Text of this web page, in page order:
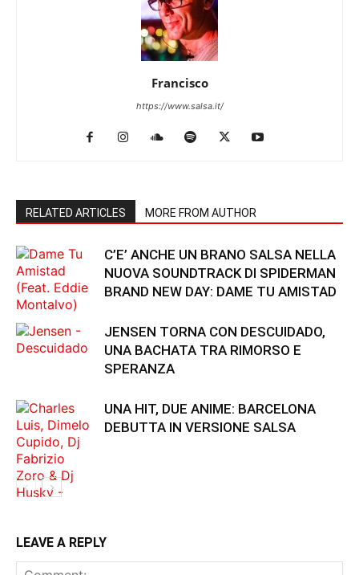
Francisco
https://www.salsa.it/
RELATED ARTICLES MORE FROM AUTHOR
C’E’ ANCHE UN BRANO SALSA NELLA
NUOVA SOUNDTRACK DI SPIDERMAN
BRAND NEW DAY: DAME TU AMISTAD
JENSEN TORNA CON DESCUIDADO,
UNA BACHATA TRA RIMORSO E
SPERANZA
UNA HIT, DUE ANIME: BARCELONA
DEBUTTA IN VERSIONE SALSA
LEAVE A REPLY